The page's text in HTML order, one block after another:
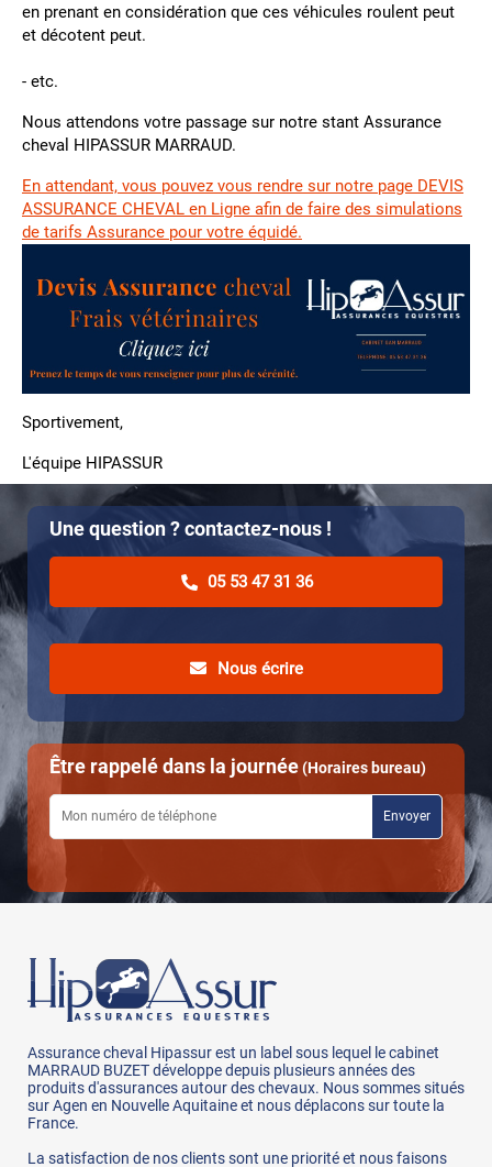
en prenant en considération que ces véhicules roulent peut
et décotent peut.
- etc.
Nous attendons votre passage sur notre stant Assurance
cheval HIPASSUR MARRAUD.
En attendant, vous pouvez vous rendre sur notre page DEVIS
ASSURANCE CHEVAL en Ligne afin de faire des simulations
de tarifs Assurance pour votre équidé.
Sportivement,
L'équipe HIPASSUR
Une question ? contactez-nous !
05 53 47 31 36
Nous écrire
Être rappelé dans la journée(Horaires bureau)
Assurance cheval Hipassur est un label sous lequel le cabinet
MARRAUD BUZET développe depuis plusieurs années des
produits d'assurances autour des chevaux. Nous sommes situés
sur Agen en Nouvelle Aquitaine et nous déplacons sur toute la
France.
La satisfaction de nos clients sont une priorité et nous faisons